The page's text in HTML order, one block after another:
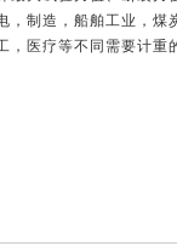
，制造，船舶工业，煤
，医疗等不同需要计重